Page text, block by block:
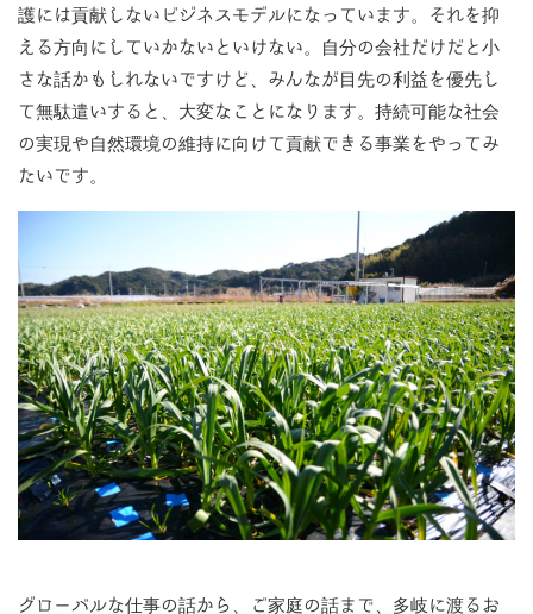
護には貢献しないビジネスモデルになっています。それを抑
える方向にしていかないといけない。自分の会社だけだと小
さな話かもしれないですけど、みんなが目先の利益を優先し
て無駄遣いすると、大変なことになります。持続可能な社会
の実現や自然環境の維持に向けて貢献できる事業をやってみ
たいです。
グローバルな仕事の話から、ご家庭の話まで、多岐に渡るお